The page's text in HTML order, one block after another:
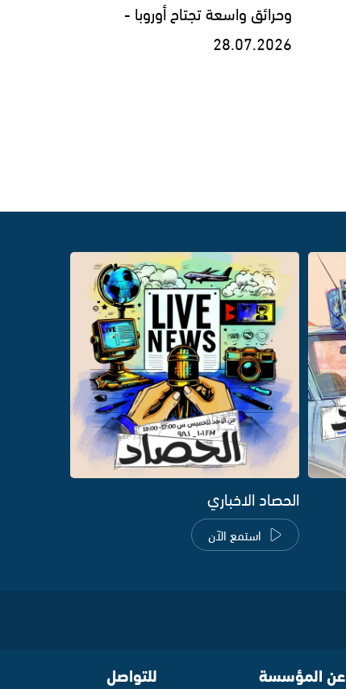
وحرائق واسعة تجتاح أوروبا -
28.07.2026
الحصاد الاخباري
استمع الآن
عن المؤسسة للتواصل